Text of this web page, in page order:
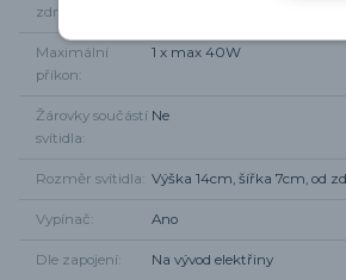
zdroje
Maximální
příkon
1 x max 40W
Žárovky součástí
svítidla
Ne
Rozměr svítidla Výška 14cm, šířka 7cm, od
Vypínač Ano
Dle zapojení Na vývod elektřiny